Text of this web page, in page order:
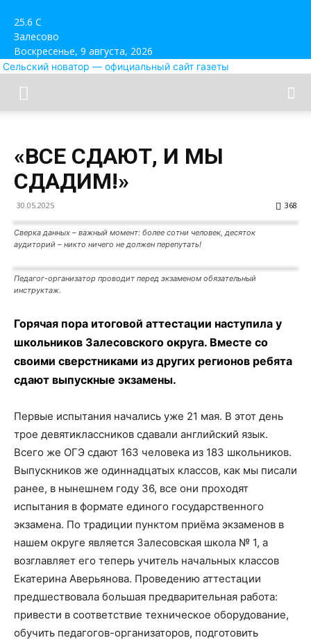
25.6 C
Залесово
Воскресенье, 9 августа, 2026
Сельский новатор — официальный сайт газеты
«ВСЕ СДАЮТ, И МЫ
СДАДИМ!»
30.05.2025 368
Сверка данных – важный момент: более сотни человек, десяток
аудиторий – никто ничего не должен перепутать!
Педагог-организатор проводит перед экзаменом обязательный
инструктаж.
Горячая пора итоговой аттестации наступила у
школьников Залесовского округа. Вместе со
своими сверстниками из других регионов ребята
сдают выпускные экзамены.
Первые испытания начались уже 21 мая. В этот день
трое девятиклассников сдавали английский язык.
Всего же ОГЭ сдают 163 человека из 183 школьников.
Выпускников же одиннадцатых классов, как мы писали
ранее, в нынешнем году 36, все они проходят
испытания в формате единого государственного
экзамена. По традиции пунктом приёма экзаменов в
нашем округе является Залесовская школа № 1, а
возглавляет его теперь учитель начальных классов
Екатерина Аверьянова. Проведению аттестации
предшествовала большая предварительная работа:
привести в соответствие техническое оборудование,
обучить педагогов-организаторов, подготовить